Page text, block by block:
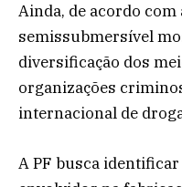
Ainda, de acordo
semissubmersível
diversificação dos
organizações
internacional de
A PF busca